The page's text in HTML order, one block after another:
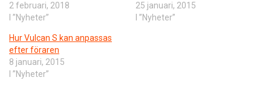
2 februari, 2018
I ”Nyheter”
25 januari, 2015
I ”Nyheter”
Hur Vulcan S kan anpassas
efter föraren
8 januari, 2015
I ”Nyheter”